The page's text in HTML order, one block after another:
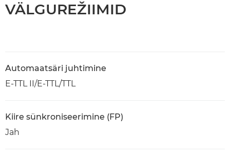
VÄLGUREŽIIMID
Automaatsäri juhtimine
E-TTL II/E-TTL/TTL
Kiire sünkroniseerimine (FP)
Jah